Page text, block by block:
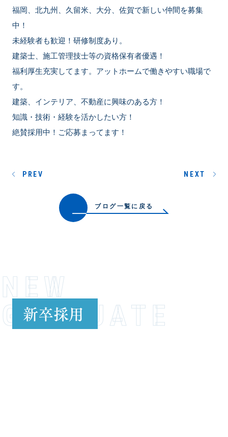
福岡、北九州、久留米、大分、佐賀で新しい仲間を募集
中！
未経験者も歓迎！研修制度あり。
建築士、施工管理技士等の資格保有者優遇！
福利厚生充実してます。アットホームで働きやすい職場で
す。
建築、インテリア、不動産に興味のある方！
知識・技術・経験を活かしたい方！
絶賛採用中！ご応募まってます！
ブログ一覧に戻る
PREV NEXT
NEW
GRADUATE
新卒採用